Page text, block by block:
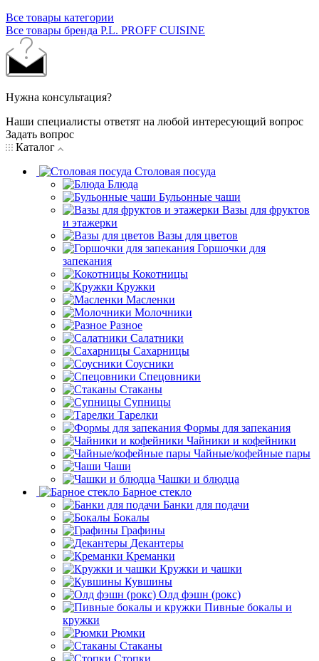
Все товары категории
Все товары бренда P.L. PROFF CUISINE
Нужна консультация?
Наши специалисты ответят на любой интересующий вопрос
Задать вопрос
Каталог
Столовая посуда
Блюда
Бульонные чаши
Вазы для фруктов
и этажерки
Вазы для цветов
Горшочки для
запекания
Кокотницы
Кружки
Масленки
Молочники
Разное
Салатники
Сахарницы
Соусники
Спецовники
Стаканы
Супницы
Тарелки
Формы для запекания
Чайники и кофейники
Чайные/кофейные пары
Чаши
Чашки и блюдца
Барное стекло
Банки для подачи
Бокалы
Графины
Декантеры
Креманки
Кружки и чашки
Кувшины
Олд фэшн (рокс)
Пивные бокалы и
кружки
Рюмки
Стаканы
Стопки